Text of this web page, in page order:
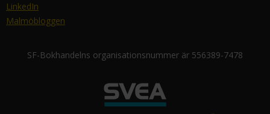
LinkedIn
Malmöbloggen
SF-Bokhandelns organisationsnummer är 556389-7478